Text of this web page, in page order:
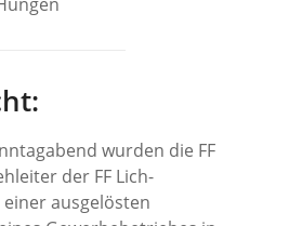
wurden die FF
der FF Lich-
ausgelösten